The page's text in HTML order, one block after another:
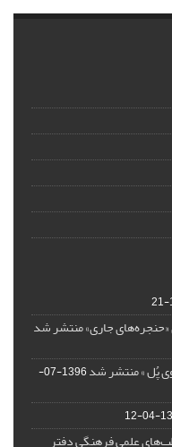
جاری» منتشر شد
پُل » منتشر شد
1396-07-
علمی فرهنگی دفتر